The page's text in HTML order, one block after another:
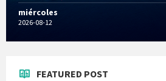
miércoles
2026-08-12
FEATURED POST